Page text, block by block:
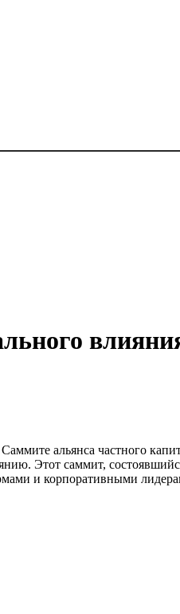
альянса частного
Этот саммит,
и корпоративными